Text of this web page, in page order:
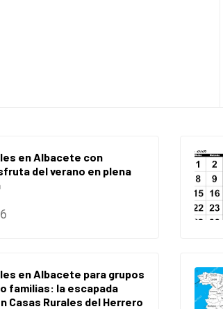
en Albacete con
del verano en plena
en Albacete para grupos
familias: la escapada
Casas Rurales del Herrero